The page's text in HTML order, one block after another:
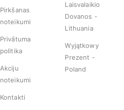
Pirkšanas
noteikumi
Privātuma
politika
Akciju
noteikumi
Kontakti
Laisvalaikio
Dovanos -
Lithuania
Wyjątkowy
Prezent -
Poland